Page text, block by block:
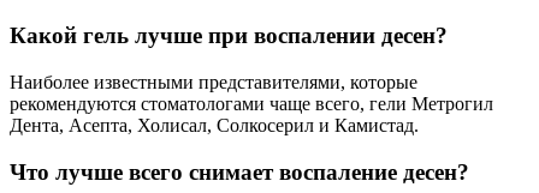
Какой гель лучше при воспалении десен?
Наиболее известными представителями, которые
рекомендуются стоматологами чаще всего, гели Метрогил
Дента, Асепта, Холисал, Солкосерил и Камистад.
Что лучше всего снимает воспаление десен?